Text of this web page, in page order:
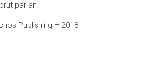
par an.
Publishing – 2018